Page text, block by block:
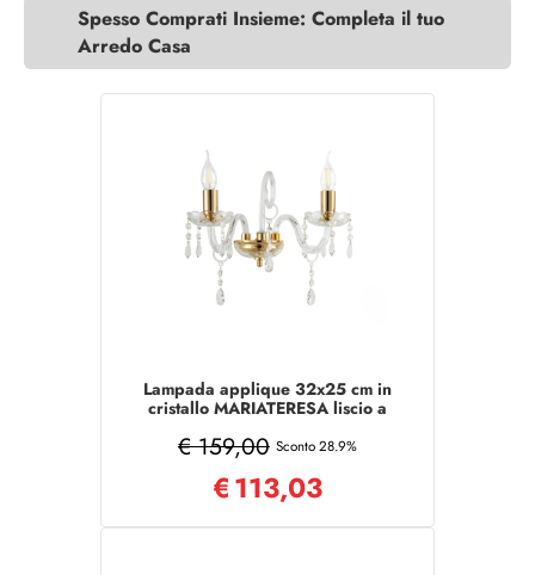
Spesso Comprati Insieme: Completa il tuo
Arredo Casa
Lampada applique 32x25 cm in
cristallo MARIATERESA liscio a
€ 159,00 Sconto 28.9%
€113,03